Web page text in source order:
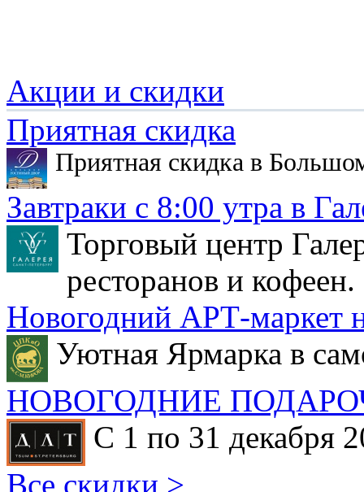
Акции и скидки
Приятная скидка
Приятная скидка в
Завтраки с 8:00 утра в
Торговый центр
ресторанов и кофеен.
Новогодний АРТ-маркет
Уютная Ярмарка в
НОВОГОДНИЕ
С 1 по 31 декабря
Все скидки >